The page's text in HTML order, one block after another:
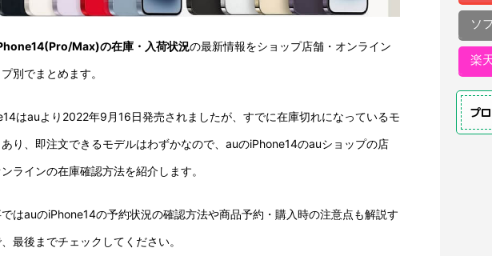
Max)の在庫・入荷状況の最新情報をショップ店舗・オンライン
別でまとめます。
はauより2022年9月16日発売されましたが、すでに在庫切れになっているモ
り、即注文できるモデルはわずかなので、auのiPhone14のauショップの店
ラインの在庫確認方法を紹介します。
はauのiPhone14の予約状況の確認方法や商品予約・購入時の注意点も解説す
最後までチェックしてください。
ソ
楽
プ